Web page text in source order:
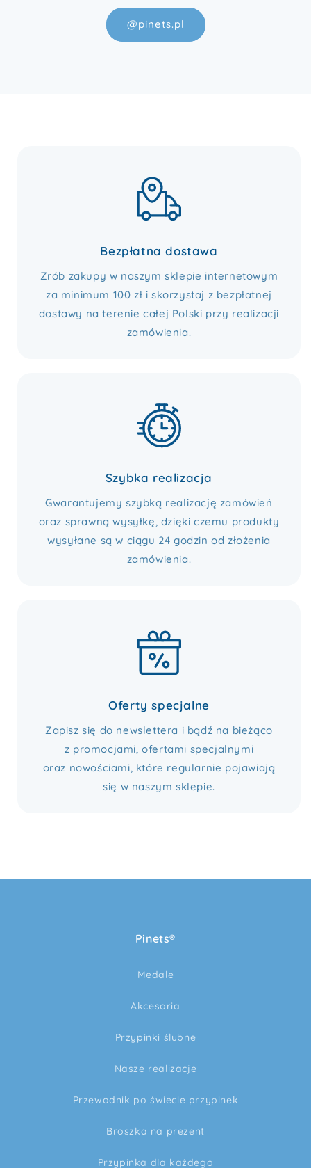
@pinets.pl
Bezpłatna dostawa
Zrób zakupy w naszym sklepie internetowym
za minimum 100 zł i skorzystaj z bezpłatnej
dostawy na terenie całej Polski przy realizacji
zamówienia.
Szybka realizacja
Gwarantujemy szybką realizację zamówień
oraz sprawną wysyłkę, dzięki czemu produkty
wysyłane są w ciągu 24 godzin od złożenia
zamówienia.
Oferty specjalne
Zapisz się do newslettera i bądź na bieżąco
z promocjami, ofertami specjalnymi
oraz nowościami, które regularnie pojawiają
się w naszym sklepie.
Pinets®
Medale
Akcesoria
Przypinki ślubne
Nasze realizacje
Przewodnik po świecie przypinek
Broszka na prezent
Przypinka dla każdego